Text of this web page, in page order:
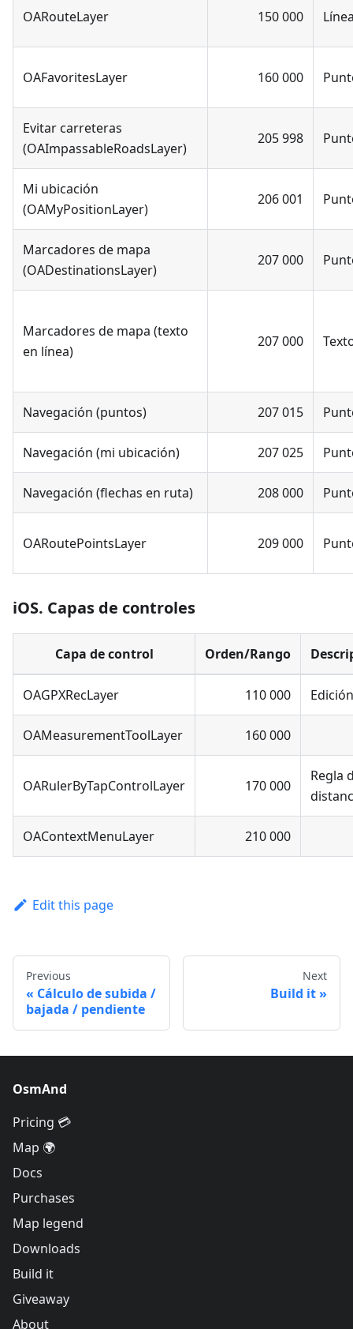
OARouteLayer 150 000
OAFavoritesLayer 160 000
Evitar carreteras
(OAImpassableRoadsLayer)
205 998
Mi ubicación
(OAMyPositionLayer)
206 001
Marcadores de mapa
(OADestinationsLayer)
207 000
Marcadores de mapa (texto
en línea)
207 000
Navegación (puntos) 207 015
Navegación (mi ubicación) 207 025
Navegación (flechas en ruta) 208 000
OARoutePointsLayer 209 000
iOS. Capas de controles
Capa de control Orden/Rango
OAGPXRecLayer 110 000
OAMeasurementToolLayer 160 000
OARulerByTapControlLayer 170 000
Regla
OAContextMenuLayer 210 000
Edit this page
Previous
Cálculo de subida /
bajada / pendiente
Next
Build it
OsmAnd
Pricing 💳
Map 🌍
Docs
Purchases
Map legend
Downloads
Build it
Giveaway
About